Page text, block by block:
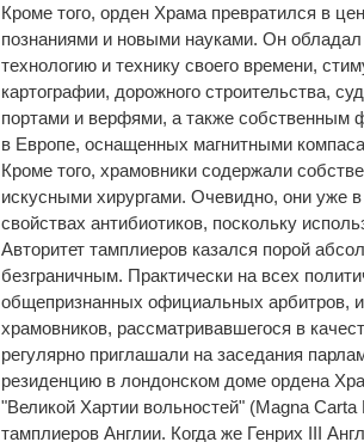
Кроме того, орден Храма превратился в
познаниями и новыми науками. Он
технологию и технику своего времени,
картографии, дорожного строительства,
портами и верфями, а также собственным
в Европе, оснащенных магнитными
Кроме того, храмовники содержали
искусными хирургами. Очевидно, они уже
свойствах антибиотиков, поскольку
Авторитет тамплиеров казался порой
безграничным. Практически на всех
общепризнанных официальных арбитров,
храмовников, рассматривавшегося в
регулярно приглашали на заседания
резиденцию в лондонском доме ордена
"Великой Хартии вольностей" (Magna
тамплиеров Англии. Когда же Генрих III